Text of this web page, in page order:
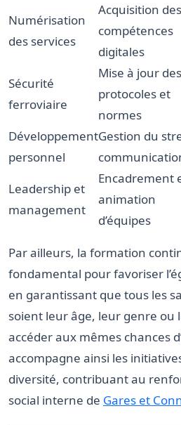
Numérisation
des services
Acquisition des
compétences
digitales
Sécurité
ferroviaire
Mise à jour des
protocoles et
normes
Développement
personnel
Gestion du
Leadership et
management
Encadrement
animation
d’équipes
Par ailleurs, la formation
fondamental pour favoriser
en garantissant que tous les
soient leur âge, leur genre ou
accéder aux mêmes chances
accompagne ainsi les
diversité, contribuant au
social interne de Gares et